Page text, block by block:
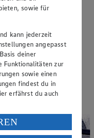
Die Goldbrasse verfügt
aus dem
& Meeresfrüchte
Dorade
sowie für
kann jederzeit
angepasst
deiner
Funktionalitäten zur
sowie einen
findest du in
erfährst du auch
Daten in den